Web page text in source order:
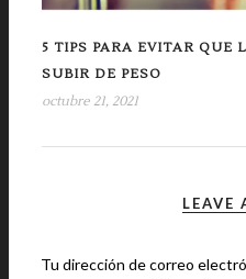
5 TIPS PARA EVITAR QUE
SUBIR DE PESO
octubre 21, 2021
LEAVE
Tu dirección de correo